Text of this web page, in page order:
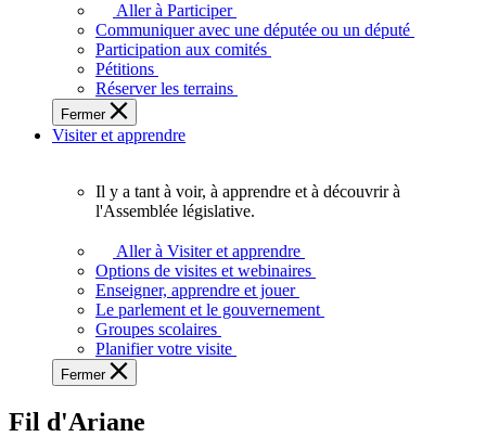
plein
potentiel,
l'Assemblée
a
besoin
de
Aller à Participer
Communiquer avec une députée ou un député
Participation aux comités
Pétitions
Réserver les terrains
Fermer
Visiter et apprendre
voir,
apprendre
et
à
à
Il y a tant à voir, à apprendre et à découvrir à
l'Assemblée législative.
Aller à Visiter et apprendre
Options de visites et webinaires
Enseigner, apprendre et jouer
Le parlement et le gouvernement
Groupes scolaires
Planifier votre visite
Fermer
Fil d'Ariane